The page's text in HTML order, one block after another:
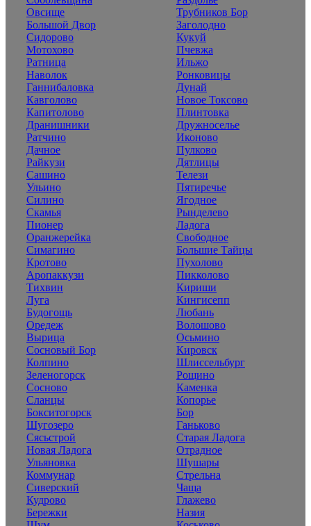
Овсище
Трубников Бор
Большой Двор
Заголодно
Сидорово
Кукуй
Мотохово
Пчевжа
Ратница
Ильжо
Наволок
Ронковицы
Ганнибаловка
Дунай
Кавголово
Новое Токсово
Капитолово
Плинтовка
Дранишники
Дружноселье
Ратчино
Иконово
Дачное
Пулково
Райкузи
Дятлицы
Сашино
Телези
Ульино
Пятиречье
Силино
Ягодное
Скамья
Рынделево
Пионер
Ладога
Оранжерейка
Свободное
Симагино
Большие Тайцы
Кротово
Пухолово
Аропаккузи
Пикколово
Тихвин
Кириши
Луга
Кингисепп
Будогощь
Любань
Оредеж
Волошово
Вырица
Осьмино
Сосновый Бор
Кировск
Колпино
Шлиссельбург
Зеленогорск
Рощино
Сосново
Каменка
Сланцы
Копорье
Бокситогорск
Бор
Шугозеро
Ганьково
Сясьстрой
Старая Ладога
Новая Ладога
Отрадное
Ульяновка
Шушары
Коммунар
Стрельна
Сиверский
Чаща
Кудрово
Глажево
Бережки
Назия